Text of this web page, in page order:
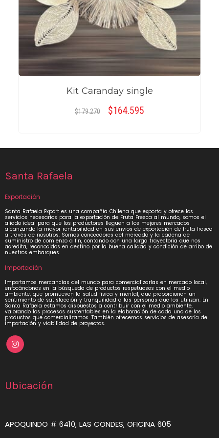
Kit Caranday single
$179.270
El
$164.595
AÑADIR AL CARRITO
Santa Rafaela
Exportación
Santa Rafaela Export es una compañia Chilena que exporta y ofrece los
servicios necesarios para la exportación de Fruta Fresca al mundo, somos el
aliado ideal para que los productores lleguen a los mejores mercados
alcanzando la mayor rentabilidad en sus envios de exportación de fruta fresca
a través de nosotros. Somos conocedores del mercado y la cadena de
suministro de comienzo a fin, contando con una larga trayectoria que nos
acredita, reconocidos en destino por la buena calidad y condición de arribo de
nuestros embarques.
Importación
Importamos mercancías del mundo para comercializarlas en mercado local,
enfocándonos en la búsqueda de productos respetuosos con el medio
ambiente, que promueven la salud física y mental, que proporcionen un
sentimiento de satisfacción y tranquilidad a las personas que los utilizan. En
Santa Rafaela estamos dispuestos a contribuir con el medio ambiente,
valorando los procesos sustentables en la elaboración de cada uno de los
productos que comercializamos. También ofrecemos servicios de asesoría de
importación y viabilidad de proyectos.
Ubicación
APOQUINDO # 6410, LAS CONDES, OFICINA 605